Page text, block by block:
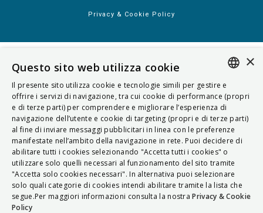
Privacy & Cookie Policy
ITALIAN
ENGLISH
FRENCH
HUNGARIAN
DEUTSCH
POLSKI
×
Questo sito web utilizza cookie
Il presente sito utilizza cookie e tecnologie simili per gestire e
offrire i servizi di navigazione, tra cui cookie di performance (propri
e di terze parti) per comprendere e migliorare l’esperienza di
navigazione dell’utente e cookie di targeting (propri e di terze parti)
al fine di inviare messaggi pubblicitari in linea con le preferenze
manifestate nell’ambito della navigazione in rete. Puoi decidere di
abilitare tutti i cookies selezionando "Accetta tutti i cookies" o
utilizzare solo quelli necessari al funzionamento del sito tramite
"Accetta solo cookies necessari". In alternativa puoi selezionare
solo quali categorie di cookies intendi abilitare tramite la lista che
segue.Per maggiori informazioni consulta la nostra Privacy & Cookie
Policy